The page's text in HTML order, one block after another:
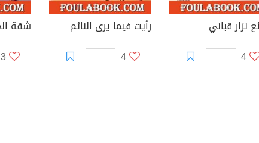
نزار قباني
4
رأيت فيما يرى النائم
4
شقة
3